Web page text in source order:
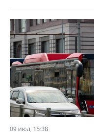
09 июл, 15:38